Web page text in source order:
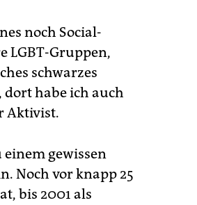
noch Social-
LGBT-Gruppen,
schwarzes
habe ich auch
Aktivist.
gewissen
Noch vor knapp 25
bis 2001 als